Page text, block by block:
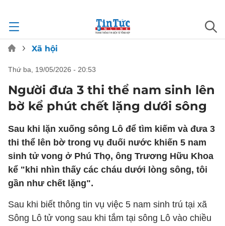
Xã hội
thứ ba, 19/05/2026 - 20:53
Người đưa 3 thi thể nam sinh lên
bờ kể phút chết lặng dưới sông
Sau khi lặn xuống sông Lô để tìm kiếm và đưa 3
thi thể lên bờ trong vụ đuối nước khiến 5 nam
sinh tử vong ở Phú Thọ, ông Trương Hữu Khoa
kể "khi nhìn thấy các cháu dưới lòng sông, tôi
gần như chết lặng".
Sau khi biết thông tin vụ việc 5 nam sinh trú tại xã
Sông Lô tử vong sau khi tắm tại sông Lô vào chiều